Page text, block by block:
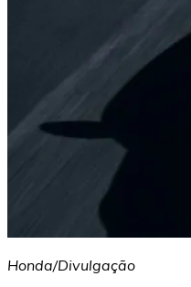
Honda/Divulgação